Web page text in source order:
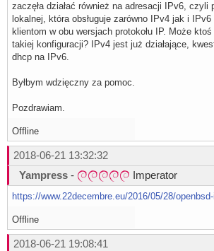
zaczęła działać również na adresacji IPv6, czyli
lokalnej, która obsługuje zarówno IPv4 jak i IPv6
klientom w obu wersjach protokołu IP. Może
takiej konfiguracji? IPv4 jest już działające,
dhcp na IPv6.
Byłbym wdzięczny za pomoc.
Pozdrawiam.
Offline
2018-06-21 13:32:32
Yampress - Imperator
https://www.22decembre.eu/2016/05/28/
Offline
2018-06-21 19:08:41